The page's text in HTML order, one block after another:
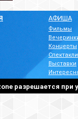
АФИША
Фильмы
Концерты
Спектакли
Выставки
разрешается